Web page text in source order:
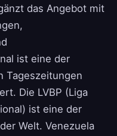
das Angebot mit
ist eine der
Tageszeitungen
Die LVBP (Liga
ist eine der
Welt. Venezuela